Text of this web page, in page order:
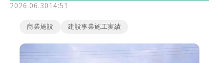
2026.06.3014:51
商業施設 建設事業施工実績